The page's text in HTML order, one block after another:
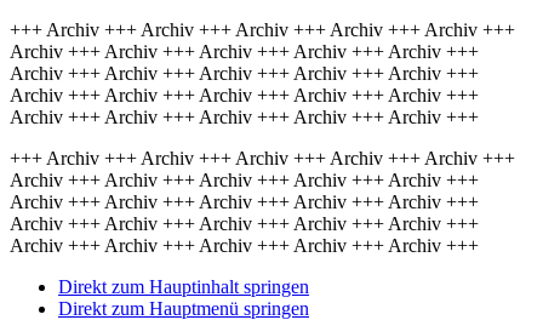
+++ Archiv +++ Archiv +++ Archiv +++ Archiv +++ Archiv +++
Archiv +++ Archiv +++ Archiv +++ Archiv +++ Archiv +++
Archiv +++ Archiv +++ Archiv +++ Archiv +++ Archiv +++
Archiv +++ Archiv +++ Archiv +++ Archiv +++ Archiv +++
Archiv +++ Archiv +++ Archiv +++ Archiv +++ Archiv +++
+++ Archiv +++ Archiv +++ Archiv +++ Archiv +++ Archiv +++
Archiv +++ Archiv +++ Archiv +++ Archiv +++ Archiv +++
Archiv +++ Archiv +++ Archiv +++ Archiv +++ Archiv +++
Archiv +++ Archiv +++ Archiv +++ Archiv +++ Archiv +++
Archiv +++ Archiv +++ Archiv +++ Archiv +++ Archiv +++
Direkt zum Hauptinhalt springen
Direkt zum Hauptmenü springen